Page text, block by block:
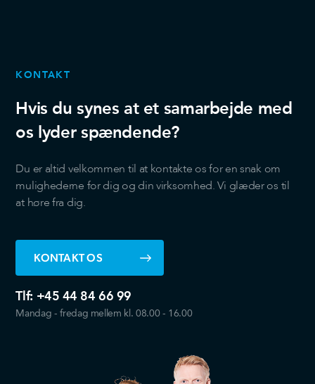
KONTAKT
Hvis du synes at et samarbejde med
os lyder spændende?
Du er altid velkommen til at kontakte os for en snak om
mulighederne for dig og din virksomhed. Vi glæder os til
at høre fra dig.
KONTAKT OS
Tlf: +45 44 84 66 99
Mandag - fredag mellem kl. 08.00 - 16.00